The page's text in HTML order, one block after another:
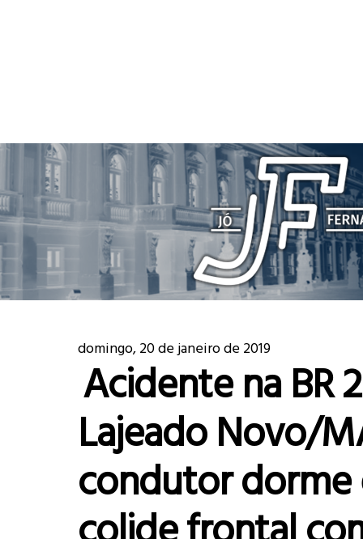
domingo, 20 de janeiro de 2019
Acidente na BR
Lajeado Novo/
condutor dorme